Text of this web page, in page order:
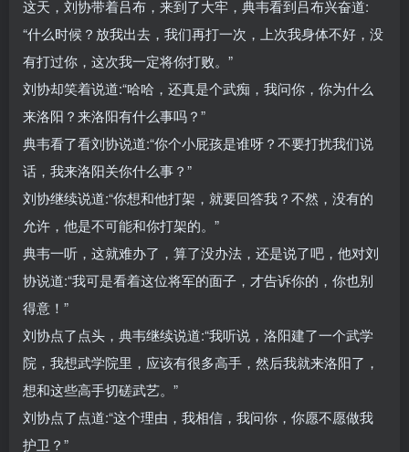
这天，刘协带着吕布，来到了大牢，典韦看到吕布兴奋道:
“什么时候？放我出去，我们再打一次，上次我身体不好，没
有打过你，这次我一定将你打败。”
刘协却笑着说道:“哈哈，还真是个武痴，我问你，你为什么
来洛阳？来洛阳有什么事吗？”
典韦看了看刘协说道:“你个小屁孩是谁呀？不要打扰我们说
话，我来洛阳关你什么事？”
刘协继续说道:“你想和他打架，就要回答我？不然，没有的
允许，他是不可能和你打架的。”
典韦一听，这就难办了，算了没办法，还是说了吧，他对刘
协说道:“我可是看着这位将军的面子，才告诉你的，你也别
得意！”
刘协点了点头，典韦继续说道:“我听说，洛阳建了一个武学
院，我想武学院里，应该有很多高手，然后我就来洛阳了，
想和这些高手切磋武艺。”
刘协点了点道:“这个理由，我相信，我问你，你愿不愿做我
护卫？”